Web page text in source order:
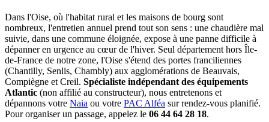
Dans l'Oise, où l'habitat rural et les maisons de bourg sont
nombreux, l'entretien annuel prend tout son sens : une chaudière mal
suivie, dans une commune éloignée, expose à une panne difficile à
dépanner en urgence au cœur de l'hiver. Seul département hors Île-
de-France de notre zone, l'Oise s'étend des portes franciliennes
(Chantilly, Senlis, Chambly) aux agglomérations de Beauvais,
Compiègne et Creil. Spécialiste indépendant des équipements
Atlantic (non affilié au constructeur), nous entretenons et
dépannons votre Naia ou votre PAC Alféa sur rendez-vous planifié.
Pour organiser un passage, appelez le 06 44 64 28 18.